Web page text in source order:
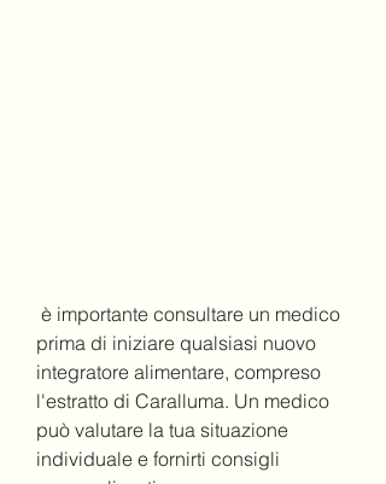
prima di iniziare qualsiasi nuovo
integratore alimentare, compreso
l'estratto di Caralluma. Un medico
può valutare la tua situazione
individuale e fornirti consigli